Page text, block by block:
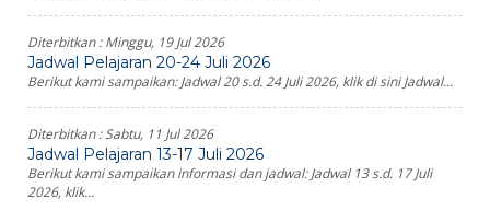
Diterbitkan :Minggu, 19 Jul 2026
Jadwal Pelajaran 20-24 Juli 2026
Berikut kami sampaikan: Jadwal 20 s.d. 24 Juli 2026, klik di sini Jadwal...
Diterbitkan :Sabtu, 11 Jul 2026
Jadwal Pelajaran 13-17 Juli 2026
Berikut kami sampaikan informasi dan jadwal: Jadwal 13 s.d. 17 Juli
2026, klik...